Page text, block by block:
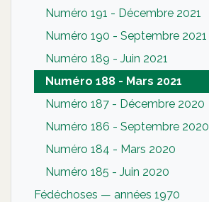
Numéro 191 - Décembre 2021
Numéro 190 - Septembre 2021
Numéro 189 - Juin 2021
Numéro 188 - Mars 2021
Numéro 187 - Décembre 2020
Numéro 186 - Septembre 2020
Numéro 184 - Mars 2020
Numéro 185 - Juin 2020
Fédéchoses — années 1970